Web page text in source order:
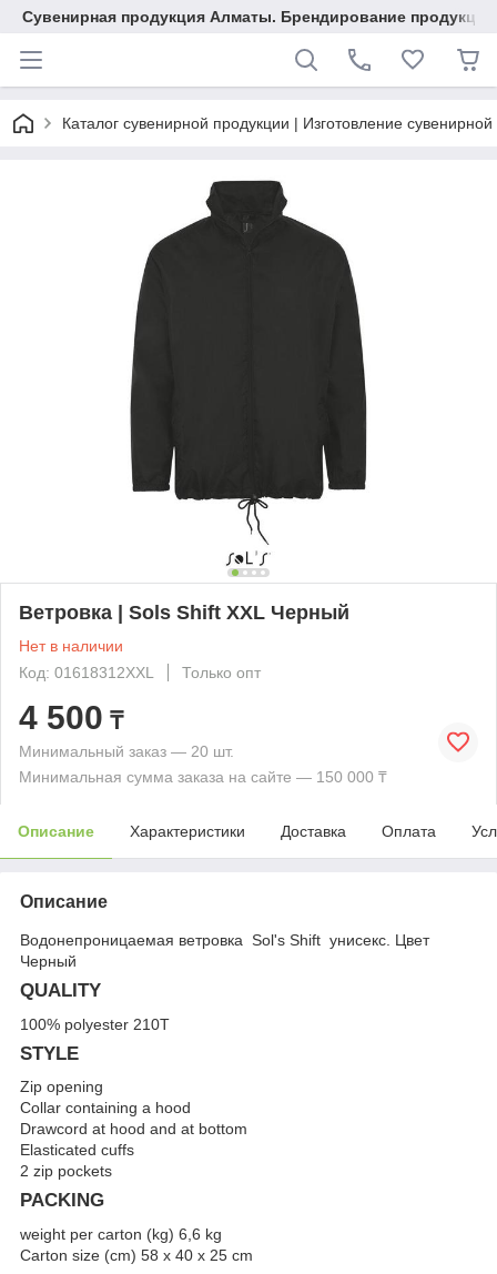
Сувенирная продукция Алматы. Брендирование
Каталог сувенирной продукции | Изготовление
Ветровка | Sols Shift XXL Черный
Нет в наличии
Код: 01618312XXL
Только опт
4 500 ₸
Минимальный заказ — 20 шт.
Минимальная сумма заказа на сайте — 150 000 ₸
Описание Характеристики Доставка Оплата
Описание
Водонепроницаемая ветровка Sol's Shift унисекс. Цвет
Черный
QUALITY
100% polyester 210T
STYLE
Zip opening
Collar containing a hood
Drawcord at hood and at bottom
Elasticated cuffs
2 zip pockets
PACKING
weight per carton (kg) 6,6 kg
Carton size (cm) 58 x 40 x 25 cm